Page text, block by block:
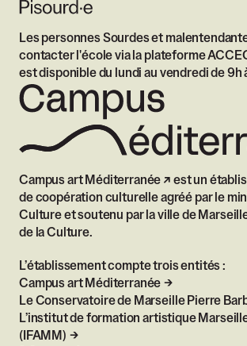
Campus art Méditerranée
est un
de coopération culturelle agréé par le
Culture et soutenu par la ville de
de la Culture.
L’établissement compte trois entités :
Campus art Méditerranée
Le Conservatoire de Marseille Pierre
L’institut de formation artistique
(IFAMM)
Les personnes Sourdes et
contacter l'école via la plateforme
est disponible du lundi au vendredi de 9h